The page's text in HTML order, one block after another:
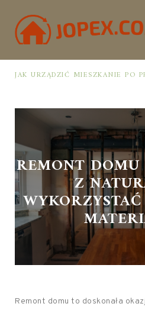
JAK URZĄDZIĆ MIESZKANIE PO PRZEPROWADZCE: PRAKTYCZNY PLAN OD ROZPAKOWANIA DO PRZYTULNEJ PRZESTRZENI
REMONT
Z
Remont domu to doskonała